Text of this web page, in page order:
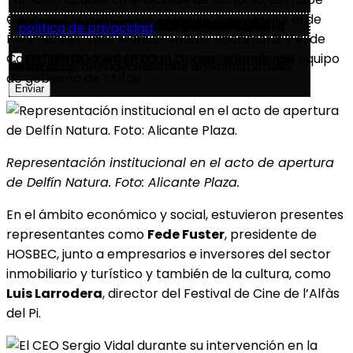
Información básica en protección de datos. -
Conforme al RGPD y la LOPDGDD, GOYA REAL ESTATE SL tratará los datos facilitados con la finalidad de gestionar y atender su solicitud. Para obtener más información acerca del tratamiento de sus datos y ejercer sus derechos, visite nuestra
política de privacidad.
datos tal y como se describe anteriormente y se explica con mayor detalle en la Política de Privacidad.
Cano; el de Callosa d’en Sarrià, Andrés Molina; el de
Benimantell, José Manuel Andreu Rocamora; y el de
Castell de Guadalest, Joan Gadea; además del equipo
de gobierno de l’Alfàs.
Representación institucional en el acto de apertura
de Delfín Natura. Foto: Alicante Plaza.
En el ámbito económico y social, estuvieron presentes
representantes como Fede Fuster, presidente de
HOSBEC, junto a empresarios e inversores del sector
inmobiliario y turístico y también de la cultura, como
Luis Larrodera, director del Festival de Cine de l’Alfàs
del Pi.